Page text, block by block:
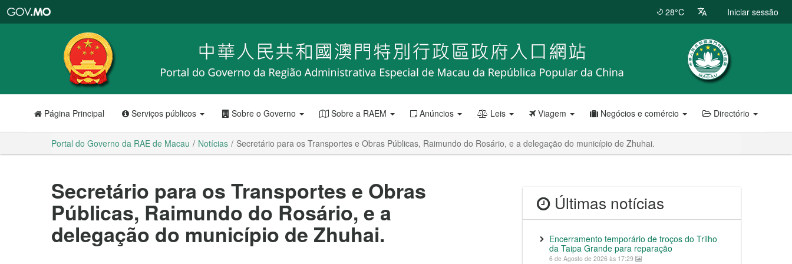
RAE
de
Macau
28°C Iniciar sessão
Página Principal Serviços públicos Sobre o Governo Sobre a RAEM Anúncios Leis Viagem Negócios e comércio Directório
Portal do Governo da RAE de Macau Notícias Secretário para os Transportes e Obras Públicas, Raimundo do Rosário, e a delegação do município de Zhuhai.
Secretário para os Transportes e Obras
Públicas, Raimundo do Rosário, e a
delegação do município de Zhuhai.
Últimas notícias
Encerramento temporário de troços do Trilho
da Taipa Grande para reparação
6 de Agosto de 2026 às 17:29